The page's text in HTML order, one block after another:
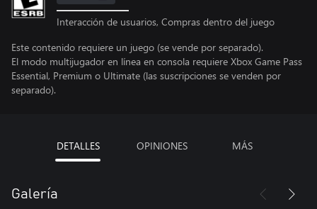
Interacción de usuarios, Compras dentro del juego
Este contenido requiere un juego (se vende por separado).
El modo multijugador en línea en consola requiere Xbox Game Pass
Essential, Premium o Ultimate (las suscripciones se venden por
separado).
DETALLES OPINIONES MÁS
Galería